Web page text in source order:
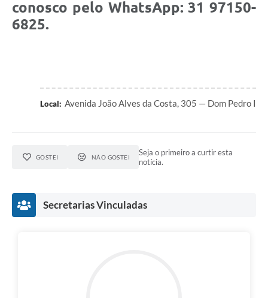
conosco pelo WhatsApp: 31 97150-
6825.
Local: Avenida João Alves da Costa, 305 — Dom Pedro I
GOSTEI NÃO GOSTEI
Seja o primeiro a curtir esta
notícia.
Secretarias Vinculadas